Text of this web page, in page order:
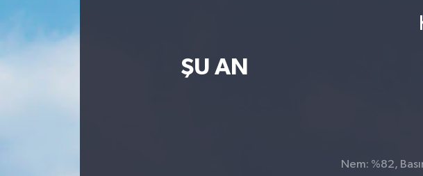
ŞU AN
Nem: %82,